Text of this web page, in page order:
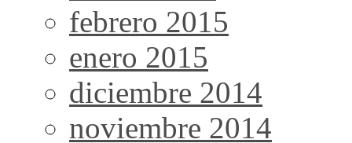
febrero 2015
enero 2015
diciembre 2014
noviembre 2014